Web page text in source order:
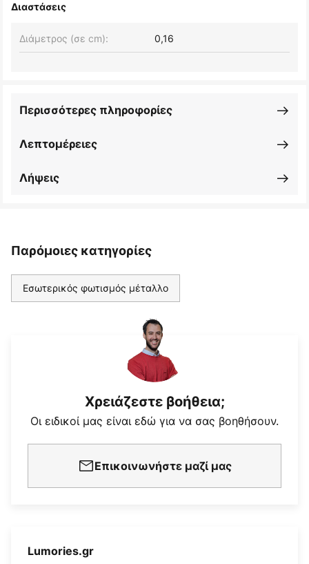
Διαστάσεις
Διάμετρος (σε cm): 0,16
Λεπτομέρειες
Περισσότερες πληροφορίες
Λήψεις
Παρόμοιες κατηγορίες
Εσωτερικός φωτισμός μέταλλο
Χρειάζεστε βοήθεια;
Οι ειδικοί μας είναι εδώ για να σας βοηθήσουν.
Επικοινωνήστε μαζί μας
Lumories.gr